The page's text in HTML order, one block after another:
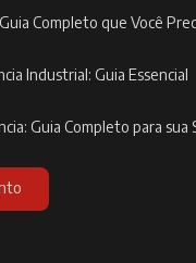
Completo que Você
Industrial: Guia Essencial
Guia Completo para sua